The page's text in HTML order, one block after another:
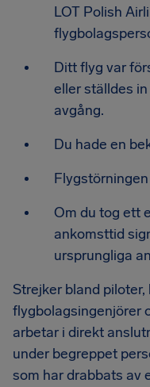
LOT Polish
Ditt flyg var
eller ställdes
avgång.
Du hade en
Om du tog ett
ankomsttid
ursprungliga
Strejker bland piloter,
flygbolagsingenjörer
arbetar i direkt
under begreppet
som har drabbats av